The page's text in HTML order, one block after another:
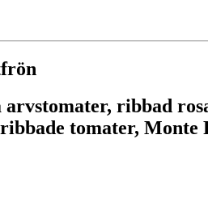
ribbad
tomater,